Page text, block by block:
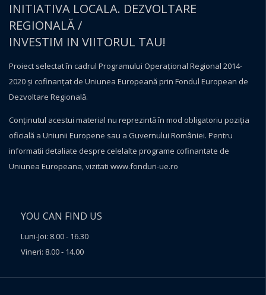
INITIATIVA LOCALA. DEZVOLTARE
REGIONALĂ /
INVESTIM IN VIITORUL TAU!
Proiect selectat în cadrul Programului Operațional Regional 2014-
2020 și cofinanțat de Uniunea Europeană prin Fondul European de
Dezvoltare Regională.
Conţinutul acestui material nu reprezintă în mod obligatoriu poziţia
oficială a Uniunii Europene sau a Guvernului României. Pentru
informatii detaliate despre celelalte programe cofinantate de
Uniunea Europeana, vizitati www.fonduri-ue.ro
YOU CAN FIND US
Luni-Joi: 8.00 - 16.30
Vineri: 8.00 - 14.00